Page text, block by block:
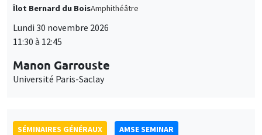
Îlot Bernard du BoisAmphithéâtre
Lundi 30 novembre 2026
11:30 à 12:45
Manon Garrouste
Université Paris-Saclay
SÉMINAIRES GÉNÉRAUX
AMSE SEMINAR